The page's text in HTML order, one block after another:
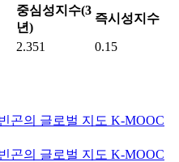
중심성지수(3
년)
즉시성지수
2.351 0.15
곤의 글로벌 지도 K-MOOC
곤의 글로벌 지도 K-MOOC